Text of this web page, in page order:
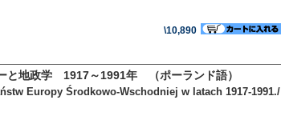
\10,890
と地政学 1917～1991年 （ポーランド語）
Europy Środkowo-Wschodniej w latach 1917-1991./